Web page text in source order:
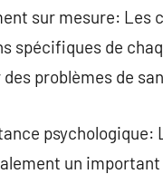
sur mesure: Les
spécifiques de
problèmes de
un